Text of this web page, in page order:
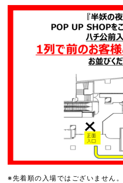
※先着順の入場ではございません